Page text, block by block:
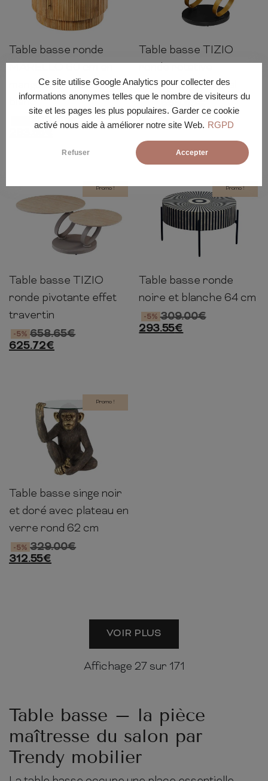
Ce site utilise Google Analytics pour collecter des
informations anonymes telles que le nombre de visiteurs du
site et les pages les plus populaires. Garder ce cookie
activé nous aide à améliorer notre site Web. RGPD
Refuser Accepter
40cm 60cm 60cm
Table basse ronde
manguier et marbre
blanc
309.00€
44cm
80-
Table basse TIZIO
céramique et métal
658.65€
625.72€
Promo !
44cm
80-
100cm
Table basse TIZIO
ronde pivotante effet
travertin
658.65€
-5%
625.72€
Promo !
36cm 64cm
Table basse ronde
noire et blanche 64 cm
309.00€
-5%
293.55€
Promo !
66cm 62cm 62cm
Table basse singe noir
et doré avec plateau en
verre rond 62 cm
329.00€
-5%
312.55€
VOIR PLUS
Affichage 27sur 171
Table basse – la pièce
maîtresse du salon par
Trendy mobilier